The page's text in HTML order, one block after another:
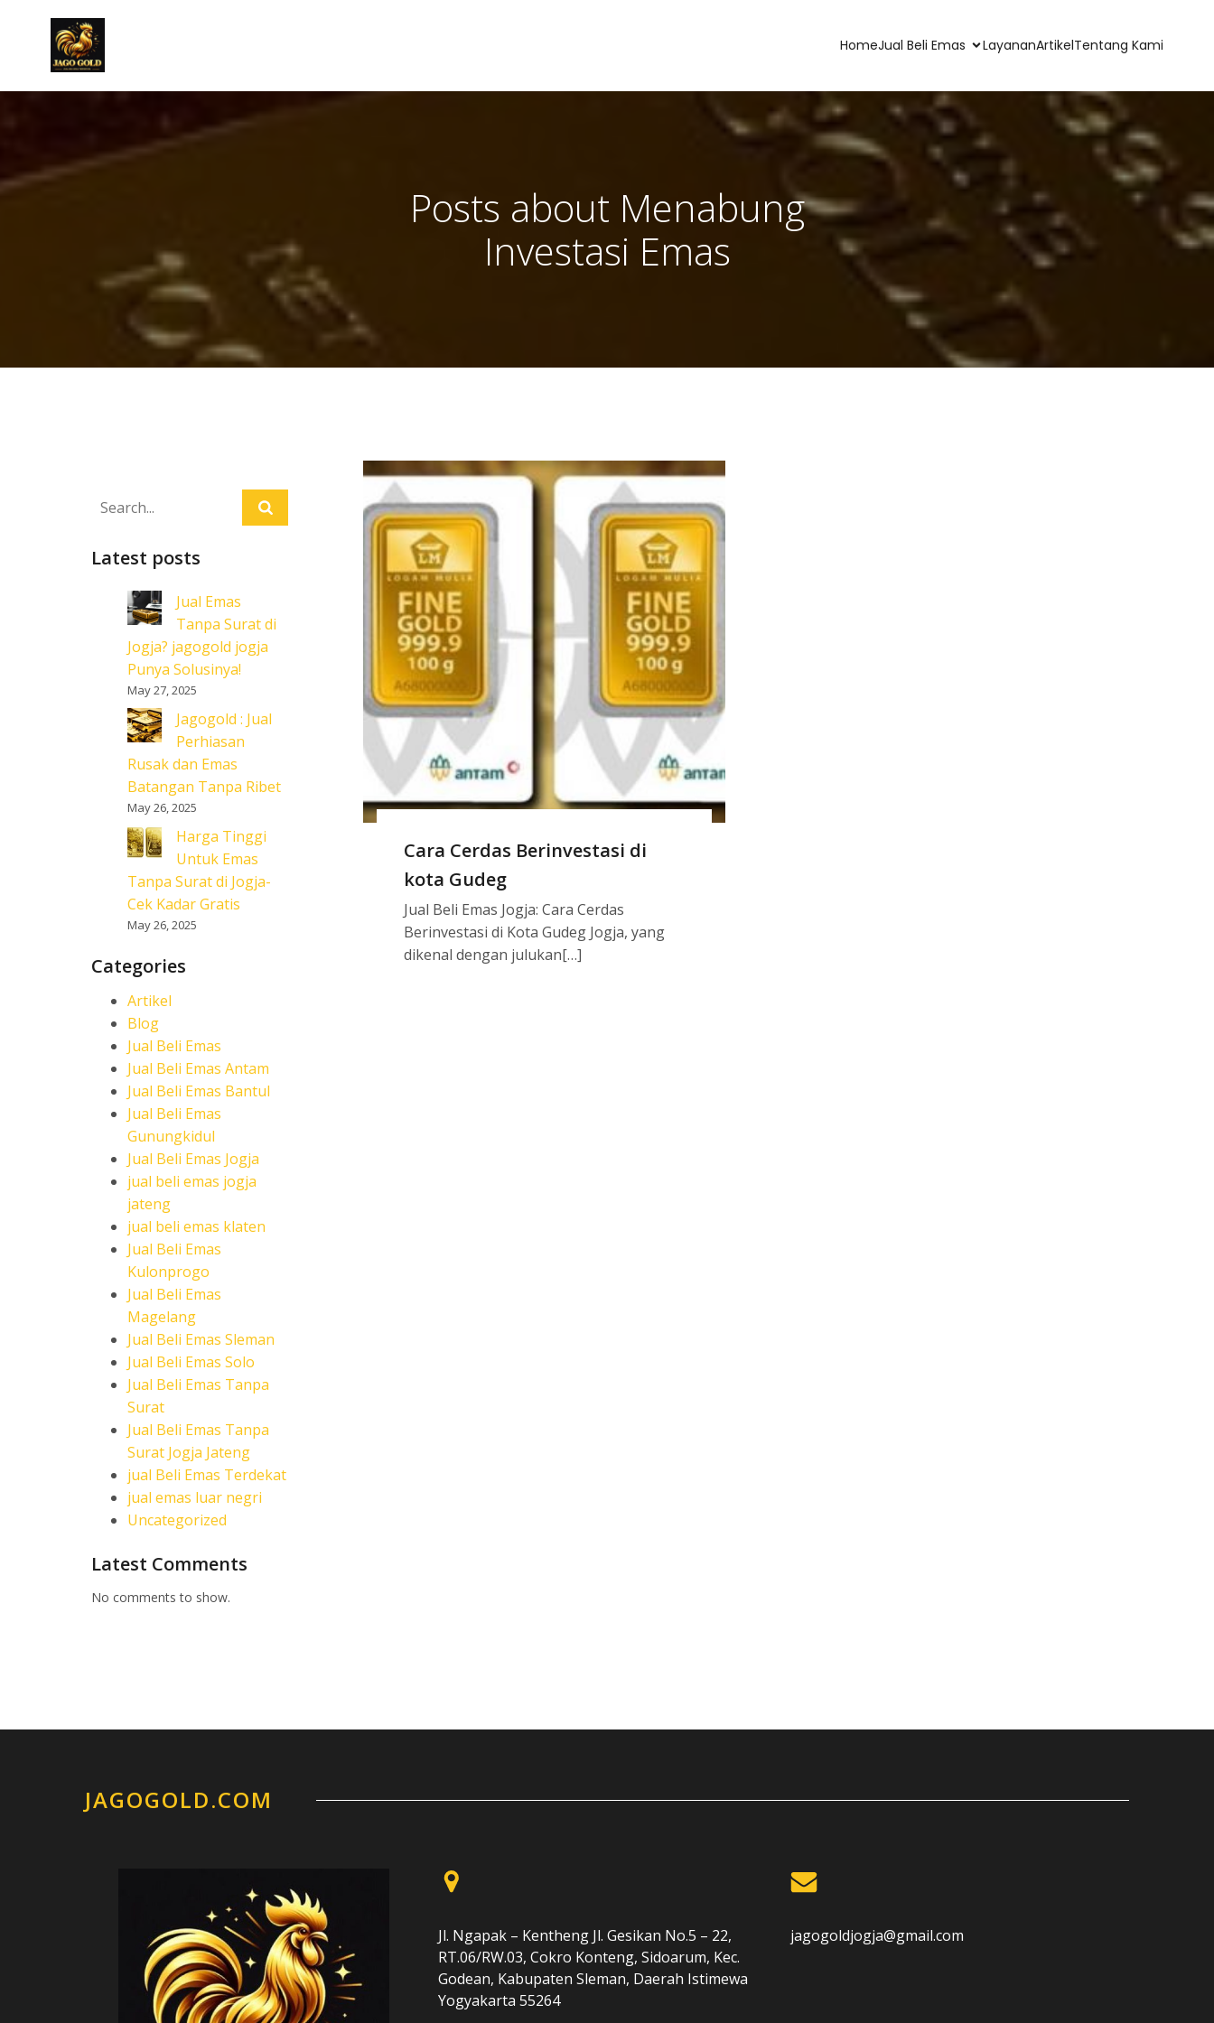
HomeJual Beli Emas LayananArtikelTentang Kami
Posts about Menabung
Investasi Emas
Latest posts
Jual Emas
Tanpa Surat di
Jogja? jagogold jogja
Punya Solusinya!
May 27, 2025
Jagogold : Jual
Perhiasan
Rusak dan Emas
Batangan Tanpa Ribet
May 26, 2025
Harga Tinggi
Untuk Emas
Tanpa Surat di Jogja-
Cek Kadar Gratis
May 26, 2025
Categories
Artikel
Blog
Jual Beli Emas
Jual Beli Emas Antam
Jual Beli Emas Bantul
Jual Beli Emas
Gunungkidul
Jual Beli Emas Jogja
jual beli emas jogja
jateng
jual beli emas klaten
Jual Beli Emas
Kulonprogo
Jual Beli Emas
Magelang
Jual Beli Emas Sleman
Jual Beli Emas Solo
Jual Beli Emas Tanpa
Surat
Jual Beli Emas Tanpa
Surat Jogja Jateng
jual Beli Emas Terdekat
jual emas luar negri
Uncategorized
Latest Comments
No comments to show.
Cara Cerdas Berinvestasi di
kota Gudeg
Jual Beli Emas Jogja: Cara Cerdas
Berinvestasi di Kota Gudeg Jogja, yang
dikenal dengan julukan[…]
JAGOGOLD.COM
Jl. Ngapak – Kentheng Jl. Gesikan No.5 – 22,
RT.06/RW.03, Cokro Konteng, Sidoarum, Kec.
Godean, Kabupaten Sleman, Daerah Istimewa
Yogyakarta 55264
jagogoldjogja@gmail.com